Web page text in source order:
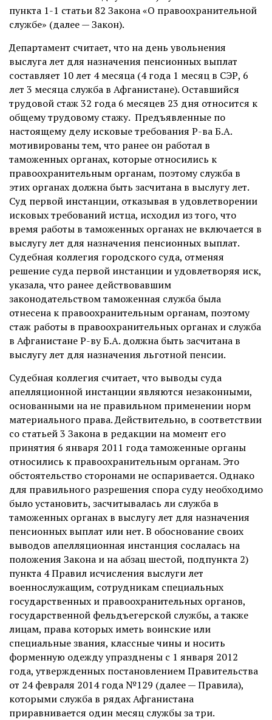
пункта 1-1 статьи 82 Закона «О правоохранительной
службе» (далее — Закон).
Департамент считает, что на день увольнения
выслуга лет для назначения пенсионных выплат
составляет 10 лет 4 месяца (4 года 1 месяц в СЭР, 6
лет 3 месяца служба в Афганистане). Оставшийся
трудовой стаж 32 года 6 месяцев 23 дня относится к
общему трудовому стажу. Предъявленные по
настоящему делу исковые требования Р-ва Б.А.
мотивированы тем, что ранее он работал в
таможенных органах, которые относились к
правоохранительным органам, поэтому служба в
этих органах должна быть засчитана в выслугу лет.
Суд первой инстанции, отказывая в удовлетворении
исковых требований истца, исходил из того, что
время работы в таможенных органах не включается в
выслугу лет для назначения пенсионных выплат.
Судебная коллегия городского суда, отменяя
решение суда первой инстанции и удовлетворяя иск,
указала, что ранее действовавшим
законодательством таможенная служба была
отнесена к правоохранительным органам, поэтому
стаж работы в правоохранительных органах и служба
в Афганистане Р-ву Б.А. должна быть засчитана в
выслугу лет для назначения льготной пенсии.
Судебная коллегия считает, что выводы суда
апелляционной инстанции являются незаконными,
основанными на не правильном применении норм
материального права. Действительно, в соответствии
со статьей 3 Закона в редакции на момент его
принятия 6 января 2011 года таможенные органы
относились к правоохранительным органам. Это
обстоятельство сторонами не оспаривается. Однако
для правильного разрешения спора суду необходимо
было установить, засчитывалась ли служба в
таможенных органах в выслугу лет для назначения
пенсионных выплат или нет. В обоснование своих
выводов апелляционная инстанция сослалась на
положения Закона и на абзац шестой, подпункта 2)
пункта 4 Правил исчисления выслуги лет
военнослужащим, сотрудникам специальных
государственных и правоохранительных органов,
государственной фельдъегерской службы, а также
лицам, права которых иметь воинские или
специальные звания, классные чины и носить
форменную одежду упразднены с 1 января 2012
года, утвержденных постановлением Правительства
от 24 февраля 2014 года №129 (далее — Правила),
которыми служба в рядах Афганистана
приравнивается один месяц службы за три.